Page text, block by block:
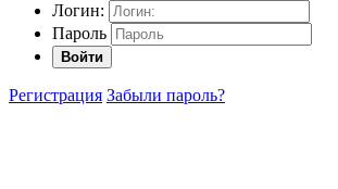
Логин:
Пароль
Войти
Регистрация Забыли пароль?